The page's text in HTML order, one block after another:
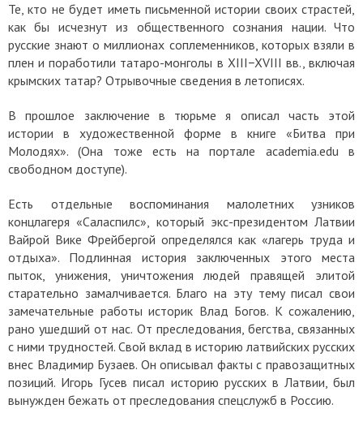
Те, кто не будет иметь письменной истории своих страстей,
как бы исчезнут из общественного сознания нации. Что
русские знают о миллионах соплеменников, которых взяли в
плен и поработили татаро-монголы в XIII−XVIII вв., включая
крымских татар? Отрывочные сведения в летописях.
В прошлое заключение в тюрьме я описал часть этой
истории в художественной форме в книге «Битва при
Молодях». (Она тоже есть на портале academia.edu в
свободном доступе).
Есть отдельные воспоминания малолетних узников
концлагеря «Саласпилс», который экс-президентом Латвии
Вайрой Вике Фрейбергой определялся как «лагерь труда и
отдыха». Подлинная история заключенных этого места
пыток, унижения, уничтожения людей правящей элитой
старательно замалчивается. Благо на эту тему писал свои
замечательные работы историк Влад Богов. К сожалению,
рано ушедший от нас. От преследования, бегства, связанных
с ними трудностей. Свой вклад в историю латвийских русских
внес Владимир Бузаев. Он описывал факты с правозащитных
позиций. Игорь Гусев писал историю русских в Латвии, был
вынужден бежать от преследования спецслужб в Россию.